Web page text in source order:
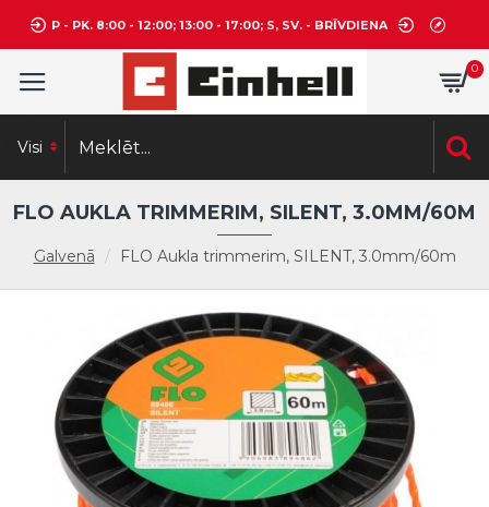
P - PK. 8:00 - 12:00; 13:00 - 17:00; S, SV. - BRĪVDIENA
0
Visi
Galvenā FLO Aukla trimmerim, SILENT, 3.0mm/60m
FLO AUKLA TRIMMERIM, SILENT, 3.0MM/60M